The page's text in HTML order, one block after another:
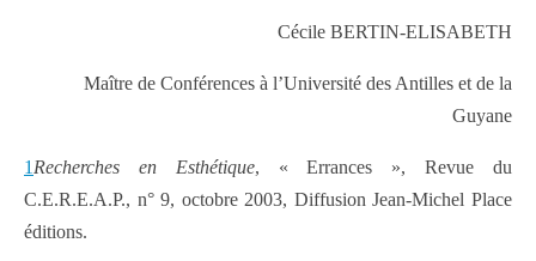
Cécile BERTIN-ELISABETH
Maître de Conférences à l’Université des Antilles et de la
Guyane
1Recherches en Esthétique, « Errances », Revue du
C.E.R.E.A.P., n° 9, octobre 2003, Diffusion Jean-Michel Place
éditions.